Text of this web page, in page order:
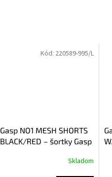
Gasp NO1 MESH SHORTS
BLACK/RED – šortky Gasp
Skladom
Kód: 220589-995/L